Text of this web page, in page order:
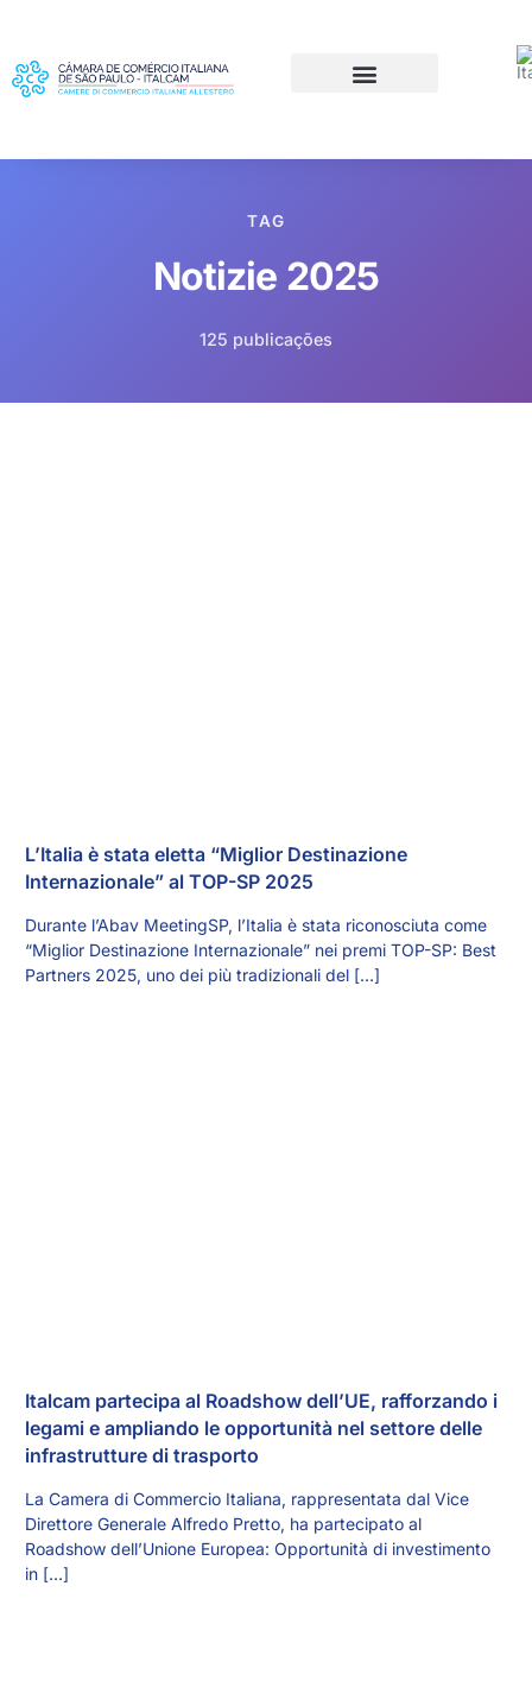
TAG
Notizie 2025
125 publicações
L’Italia è stata eletta “Miglior Destinazione
Internazionale” al TOP-SP 2025
Durante l’Abav MeetingSP, l’Italia è stata riconosciuta come
“Miglior Destinazione Internazionale” nei premi TOP-SP: Best
Partners 2025, uno dei più tradizionali del […]
Italcam partecipa al Roadshow dell’UE, rafforzando i
legami e ampliando le opportunità nel settore delle
infrastrutture di trasporto
La Camera di Commercio Italiana, rappresentata dal Vice
Direttore Generale Alfredo Pretto, ha partecipato al
Roadshow dell’Unione Europea: Opportunità di investimento
in […]